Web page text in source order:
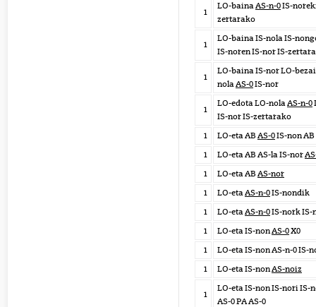
1
LO-bainaAS-n-0IS-
zertarako
1
LO-baina IS-nola IS-
IS-noren IS-nor IS-
1
LO-baina IS-nor LO-
nolaAS-0IS-nor
1
LO-edota LO-nolaAS-n-0
IS-nor IS-zertarako
1
LO-eta AB AS-0IS-non
1
LO-eta AB AS-la IS-nor
1
LO-eta AB AS-nor
1
LO-etaAS-n-0IS-nondik
1
LO-etaAS-n-0IS-nork IS-
1
LO-eta IS-nonAS-0X0
1
LO-eta IS-non AS-n-0 IS-
1
LO-eta IS-nonAS-noiz
1
LO-eta IS-non IS-nori IS-
AS-0 PA AS-0